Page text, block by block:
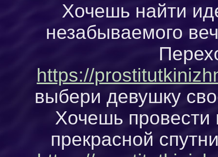
Хочешь найти
незабываемого
https://
выбери девушку
Хочешь
прекрасной